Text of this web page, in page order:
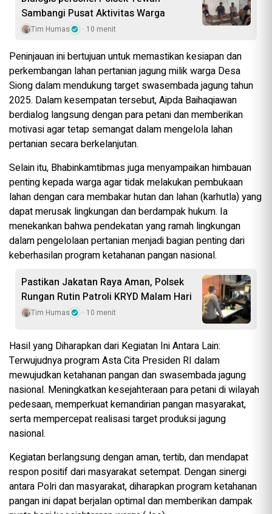
Sambangi Pusat Aktivitas Warga
Tim Humas 10 menit
Peninjauan ini bertujuan untuk memastikan kesiapan dan
perkembangan lahan pertanian jagung milik warga Desa
Siong dalam mendukung target swasembada jagung tahun
2025. Dalam kesempatan tersebut, Aipda Baihaqiawan
berdialog langsung dengan para petani dan memberikan
motivasi agar tetap semangat dalam mengelola lahan
pertanian secara berkelanjutan.
Selain itu, Bhabinkamtibmas juga menyampaikan himbauan
penting kepada warga agar tidak melakukan pembukaan
lahan dengan cara membakar hutan dan lahan (karhutla) yang
dapat merusak lingkungan dan berdampak hukum. Ia
menekankan bahwa pendekatan yang ramah lingkungan
dalam pengelolaan pertanian menjadi bagian penting dari
keberhasilan program ketahanan pangan nasional.
Pastikan Jakatan Raya Aman, Polsek
Rungan Rutin Patroli KRYD Malam Hari
Tim Humas 10 menit
Hasil yang Diharapkan dari Kegiatan Ini Antara Lain:
Terwujudnya program Asta Cita Presiden RI dalam
mewujudkan ketahanan pangan dan swasembada jagung
nasional. Meningkatkan kesejahteraan para petani di wilayah
pedesaan, memperkuat kemandirian pangan masyarakat,
serta mempercepat realisasi target produksi jagung
nasional.
Kegiatan berlangsung dengan aman, tertib, dan mendapat
respon positif dari masyarakat setempat. Dengan sinergi
antara Polri dan masyarakat, diharapkan program ketahanan
pangan ini dapat berjalan optimal dan memberikan dampak